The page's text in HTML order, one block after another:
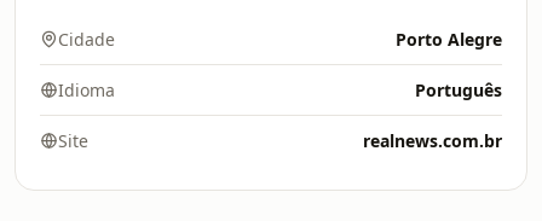
Cidade Porto Alegre
Idioma Português
Site realnews.com.br